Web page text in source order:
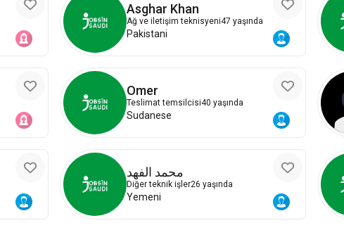
Asghar Khan
Ağ ve iletişim teknisyeni47 yaşında
Pakistani
Omer
Teslimat temsilcisi40 yaşında
Sudanese
محمد الفهد
Diğer teknik işler26 yaşında
Yemeni